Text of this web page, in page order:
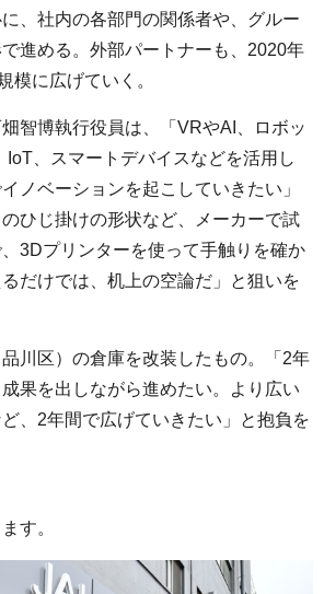
、社内の各部門の関係者や、グルー
進める。外部パートナーも、2020年
模に広げていく。
智博執行役員は、「VRやAI、ロボッ
IoT、スマートデバイスなどを活用し
ノベーションを起こしていきたい」
ひじ掛けの形状など、メーカーで試
3Dプリンターを使って手触りを確か
だけでは、机上の空論だ」と狙いを
川区）の倉庫を改装したもの。「2年
果を出しながら進めたい。より広い
、2年間で広げていきたい」と抱負を
す。